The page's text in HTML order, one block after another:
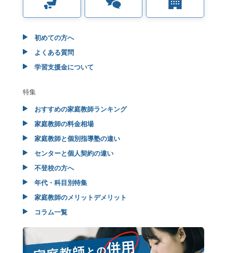
初めての方へ
よくある質問
学習支援金について
特集
おすすめの家庭教師ランキング
家庭教師の料金相場
家庭教師と個別指導塾の違い
センターと個人契約の違い
不登校の方へ
年代・科目別特集
家庭教師のメリットデメリット
コラム一覧